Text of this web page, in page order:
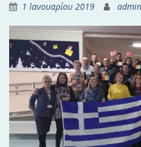
1 Ιανουαρίου 2019 admin